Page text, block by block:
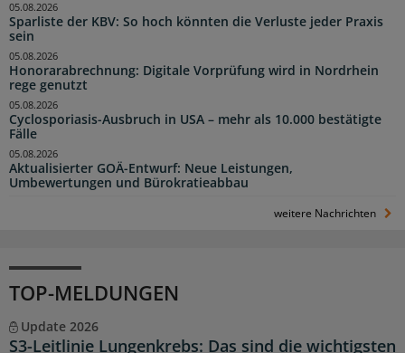
Sparliste der KBV: So hoch könnten die Verluste jeder Praxis
sein
05.08.2026
Honorarabrechnung: Digitale Vorprüfung wird in Nordrhein
rege genutzt
05.08.2026
Cyclosporiasis-Ausbruch in USA – mehr als 10.000 bestätigte
Fälle
05.08.2026
Aktualisierter GOÄ-Entwurf: Neue Leistungen,
Umbewertungen und Bürokratieabbau
05.08.2026
weitere Nachrichten
TOP-MELDUNGEN
Update 2026
S3-Leitlinie Lungenkrebs: Das sind die wichtigsten